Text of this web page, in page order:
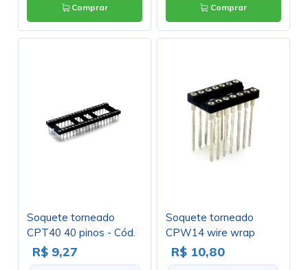
Comprar Comprar
Soquete torneado
CPT40 40 pinos - Cód.
Loja 399 A 400
R$ 9,27
Soquete torneado
CPW14 wire wrap
17,9mm 14 pinos - Cód.
Loja 1108 E 1109
R$ 10,80